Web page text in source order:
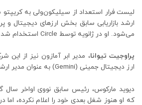
لیست فرار استعداد از سیلیکون‌ولی به
ارشد بازاریابی سابق بخش ارزهای دیجیتال و
می‌شود. او در ژانویه توسط Circle استخدام شد.
پراوجیت تیوانا، مدیر ابر آمازون نیز از
ارز دیجیتال جمینی (Gemini) به عنوان مدیر ارشد فناوری بپیوندد.
دیوید مارکوس، رئیس سابق نووی اواخر سال
که او هنوز شغل بعدی خود را اعلام نکرده،